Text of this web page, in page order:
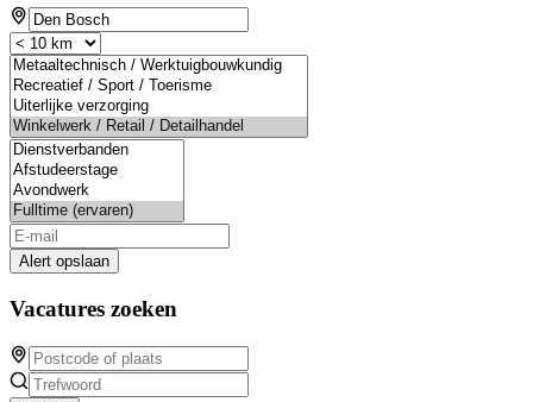
Alert opslaan
Vacatures zoeken